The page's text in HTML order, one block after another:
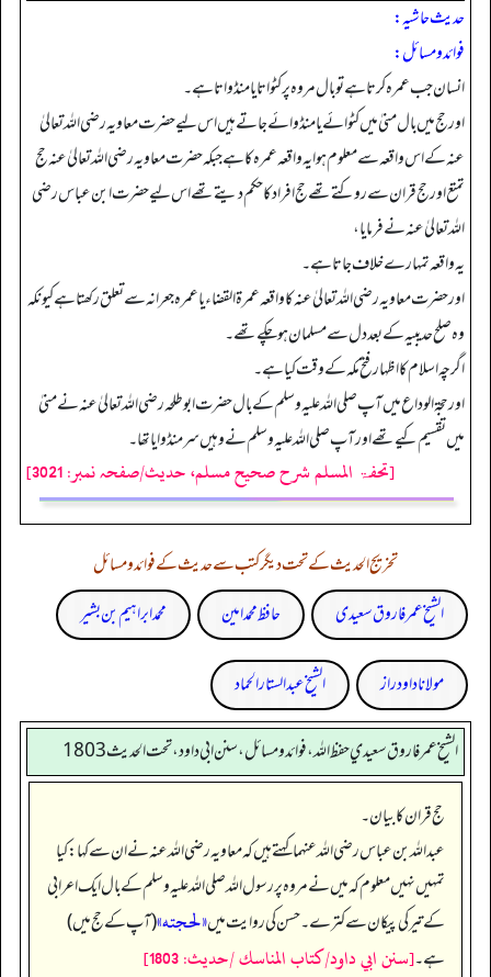
حدیث حاشیہ:
فوائد ومسائل:
انسان جب عمرہ کرتا ہے تو بال مروہ پر کٹواتا یا منڈواتا ہے۔
اور حج میں بال منیٰ میں کٹوائے یا منڈوائے جاتے ہیں اس لیے حضرت معاویہ رضی اللہ تعالیٰ
عنہ کے اس واقعہ سے معلوم ہو ا یہ واقعہ عمرہ کا ہے جبکہ حضرت معاویہ رضی اللہ تعالیٰ عنہ حج
تمتع اور حج قران سے روکتے تھے حج افراد کا حکم دیتے تھے اس لیے حضرت ابن عباس رضی
اللہ تعالیٰ عنہ نے فرمایا،
یہ واقعہ تمہارے خلاف جاتا ہے۔
اور حضرت معاویہ رضی اللہ تعالیٰ عنہ کا واقعہ عمرۃ القضاء یا عمرہ جعرانہ سے تعلق رکھتا ہے کیونکہ
وہ صلح حدیبیہ کے بعد دل سے مسلمان ہو چکے تھے۔
اگرچہ اسلام کا اظہار فتح مکہ کے وقت کیا ہے۔
اور حجۃ الوداع میں آپ صلی الله عليہ وسلم کے بال حضرت ابوطلحہ رضی اللہ تعالیٰ عنہ نے منیٰ
میں تقسیم کیے تھے اور آپ صلی الله عليہ وسلم نے وہیں سر منڈوایا تھا۔
[تحفۃ المسلم شرح صحیح مسلم، حدیث/صفحہ نمبر: 3021]
تخریج الحدیث کے تحت دیگر کتب سے حدیث کے فوائد و مسائل
الشیخ عمر فاروق سعیدی
حافظ محمد امین محمد ابراہیم بن بشیر
مولانا داود راز الشیخ عبدالستار الحماد
الشيخ عمر فاروق سعيدي حفظ الله، فوائد و مسائل، سنن ابي داود ، تحت الحديث 1803
حج قران کا بیان۔
عبداللہ بن عباس رضی اللہ عنہما کہتے ہیں کہ معاویہ رضی اللہ عنہ نے ان سے کہا: کیا
تمہیں نہیں معلوم کہ میں نے مروہ پر رسول اللہ صلی اللہ علیہ وسلم کے بال ایک اعرابی
کے تیر کی پیکان سے کترے۔ حسن کی روایت میں«لحجته»(آپ کے حج میں)
ہے۔[سنن ابي داود/كتاب المناسك /حدیث: 1803]